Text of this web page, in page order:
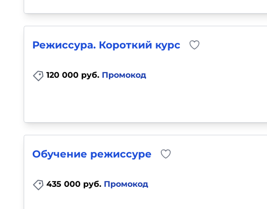
Режиссура. Короткий курс
120 000 руб. Промокод
Обучение режиссуре
435 000 руб. Промокод